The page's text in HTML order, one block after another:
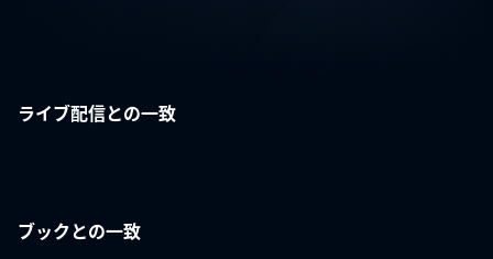
ライブ配信との一致
ブックとの一致